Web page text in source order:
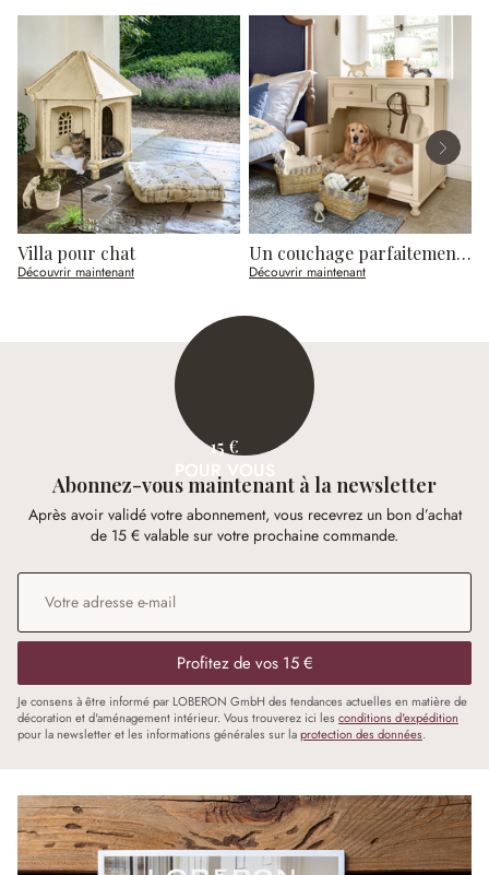
Villa pour chat
Découvrir maintenant
Un couchage parfaitement intégré
Découvrir maintenant
15 €
POUR VOUS
Abonnez-vous maintenant à la newsletter
Après avoir validé votre abonnement, vous recevrez un bon d’achat
de 15 € valable sur votre prochaine commande.
Adresse e-mail
Profitez de vos 15 €
Je consens à être informé par LOBERON GmbH des tendances actuelles en matière de
décoration et d'aménagement intérieur. Vous trouverez ici les conditions d'expédition
pour la newsletter et les informations générales sur laprotection des données.